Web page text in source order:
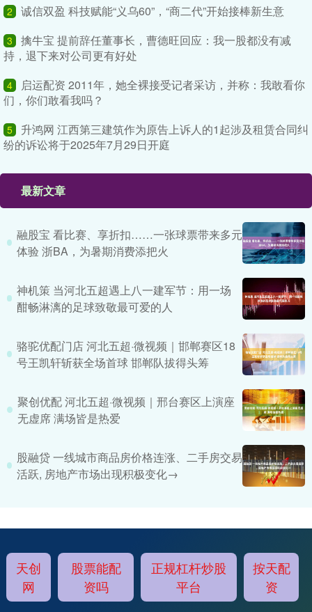
2 诚信双盈 科技赋能“义乌60”，“商二代”开始接棒新生意
3
擒牛宝 提前辞任董事长，曹德旺回应：我一股都没有减
持，退下来对公司更有好处
4
启运配资 2011年，她全裸接受记者采访，并称：我敢看你
们，你们敢看我吗？
5
升鸿网 江西第三建筑作为原告上诉人的1起涉及租赁合同纠
纷的诉讼将于2025年7月29日开庭
最新文章
融股宝 看比赛、享折扣……一张球票带来多元
体验 浙BA，为暑期消费添把火
神机策 当河北五超遇上八一建军节：用一场
酣畅淋漓的足球致敬最可爱的人
骆驼优配门店 河北五超·微视频｜邯郸赛区18
号王凯轩斩获全场首球 邯郸队拔得头筹
聚创优配 河北五超·微视频｜邢台赛区上演座
无虚席 满场皆是热爱
股融贷 一线城市商品房价格连涨、二手房交易
活跃, 房地产市场出现积极变化→
天创
网
股票能配
资吗
正规杠杆炒股
平台
按天配
资